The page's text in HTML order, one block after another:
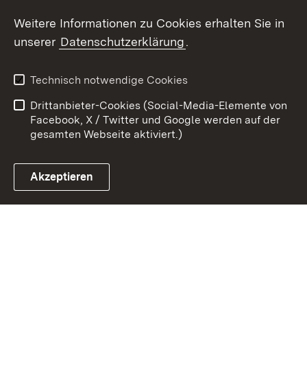
Link zum Landesportal
Datenschutz
Barrierefreiheit
Impressum
Cookies
Weitere Informationen zu Cookies erhalten Sie in
unserer Datenschutzerklärung.
Technisch notwendige Cookies
Drittanbieter-Cookies (Social-Media-Elemente von
Facebook, X / Twitter und Google werden auf der
gesamten Webseite aktiviert.)
Akzeptieren